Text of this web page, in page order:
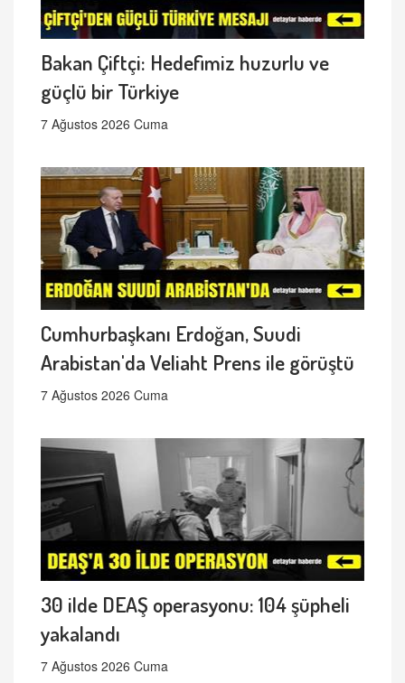
Bakan Çiftçi: Hedefimiz huzurlu ve
güçlü bir Türkiye
7 Ağustos 2026 Cuma
Cumhurbaşkanı Erdoğan, Suudi
Arabistan'da Veliaht Prens ile görüştü
7 Ağustos 2026 Cuma
30 ilde DEAŞ operasyonu: 104 şüpheli
yakalandı
7 Ağustos 2026 Cuma